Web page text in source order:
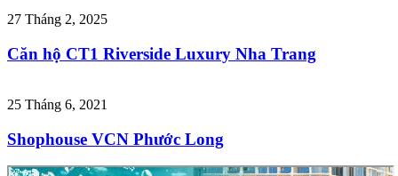
27 Tháng 2, 2025
Căn hộ CT1 Riverside Luxury Nha Trang
25 Tháng 6, 2021
Shophouse VCN Phước Long